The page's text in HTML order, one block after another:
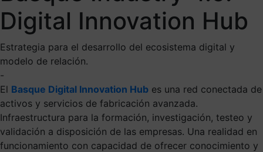
Digital Innovation Hub
Estrategia para el desarrollo del ecosistema digital y
modelo de relación.
-
El Basque Digital Innovation Hub es una red conectada de
activos y servicios de fabricación avanzada.
Infraestructura para la formación, investigación, testeo y
validación a disposición de las empresas. Una realidad en
funcionamiento con capacidad de ofrecer conocimiento y